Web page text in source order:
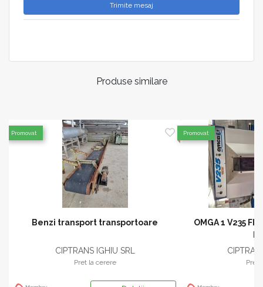
Trimite mesaj
Produse similare
Benzi transport transportoare
CIPTRANS IGHIU SRL
Pret la cerere
Promovat
OMGA 1 V235
Pret
Promovat